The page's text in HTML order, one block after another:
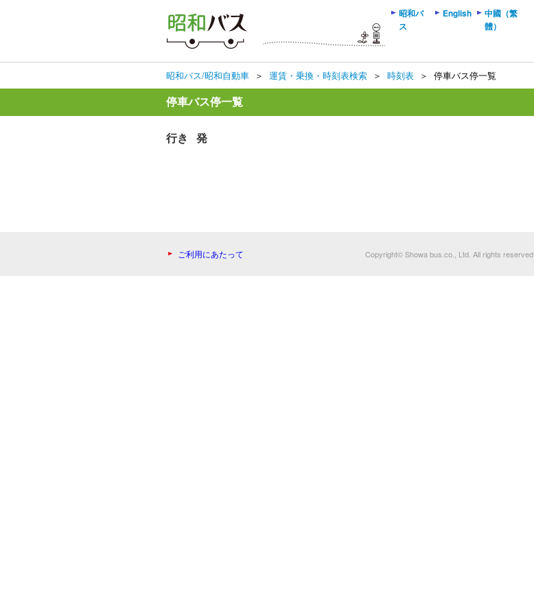
昭和バス/昭和自動車 ＞ 運賃・乗換・時刻表検索 ＞ 時刻表 ＞ 停車バス停一覧
停車バス停一覧
行き 発
昭和バ
ス
English
中國（繁
體）
ご利用にあたって Copyright© Showa bus.co., Ltd. All rights reserved.